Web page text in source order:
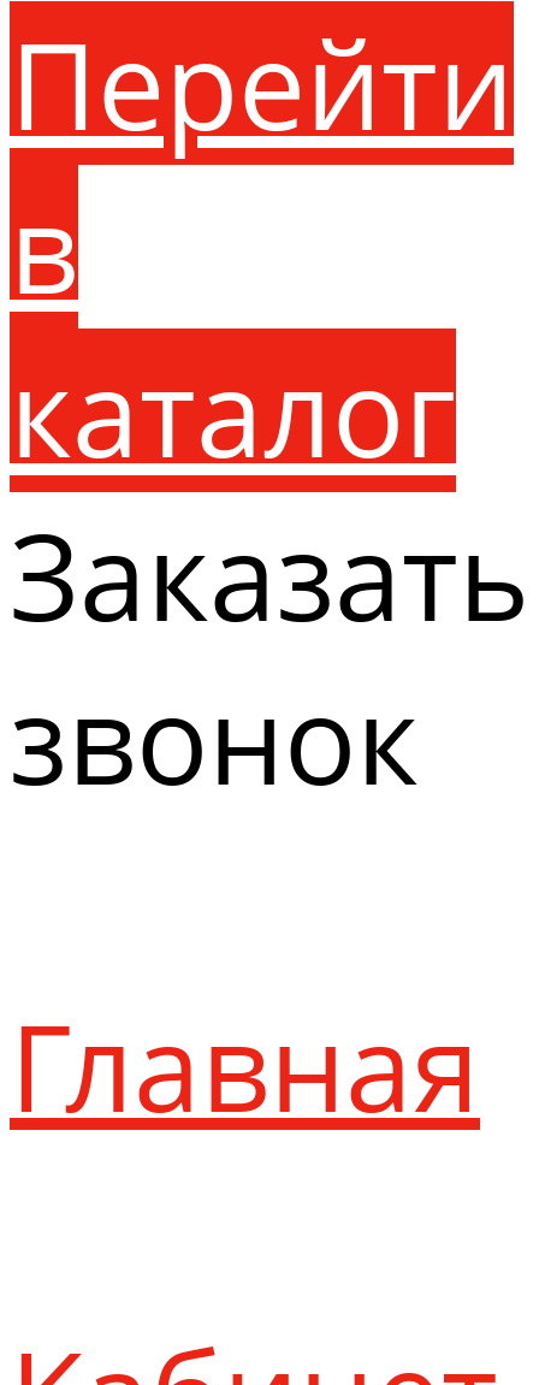
Перейти
в
каталог
Заказать
звонок
Главная